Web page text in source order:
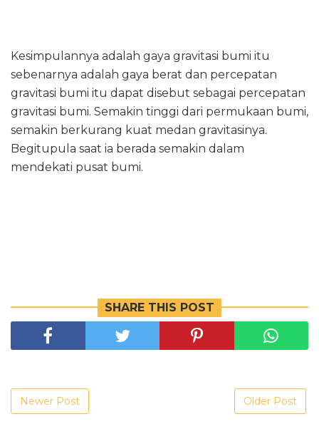
Kesimpulannya adalah gaya gravitasi bumi itu
sebenarnya adalah gaya berat dan percepatan
gravitasi bumi itu dapat disebut sebagai percepatan
gravitasi bumi. Semakin tinggi dari permukaan bumi,
semakin berkurang kuat medan gravitasinya.
Begitupula saat ia berada semakin dalam
mendekati pusat bumi.
SHARE THIS POST
Newer Post Older Post